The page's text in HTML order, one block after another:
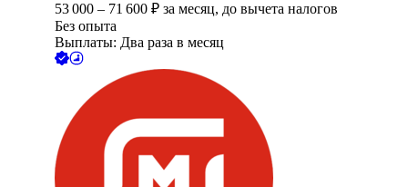
53 000 – 71 600 ₽ за месяц, до вычета налогов
Без опыта
Выплаты: Два раза в месяц